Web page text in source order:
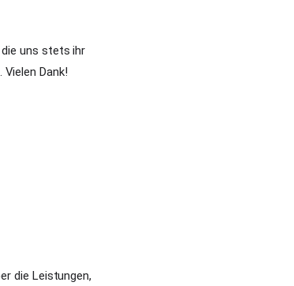
die uns stets ihr
Dank!
die Leistungen,